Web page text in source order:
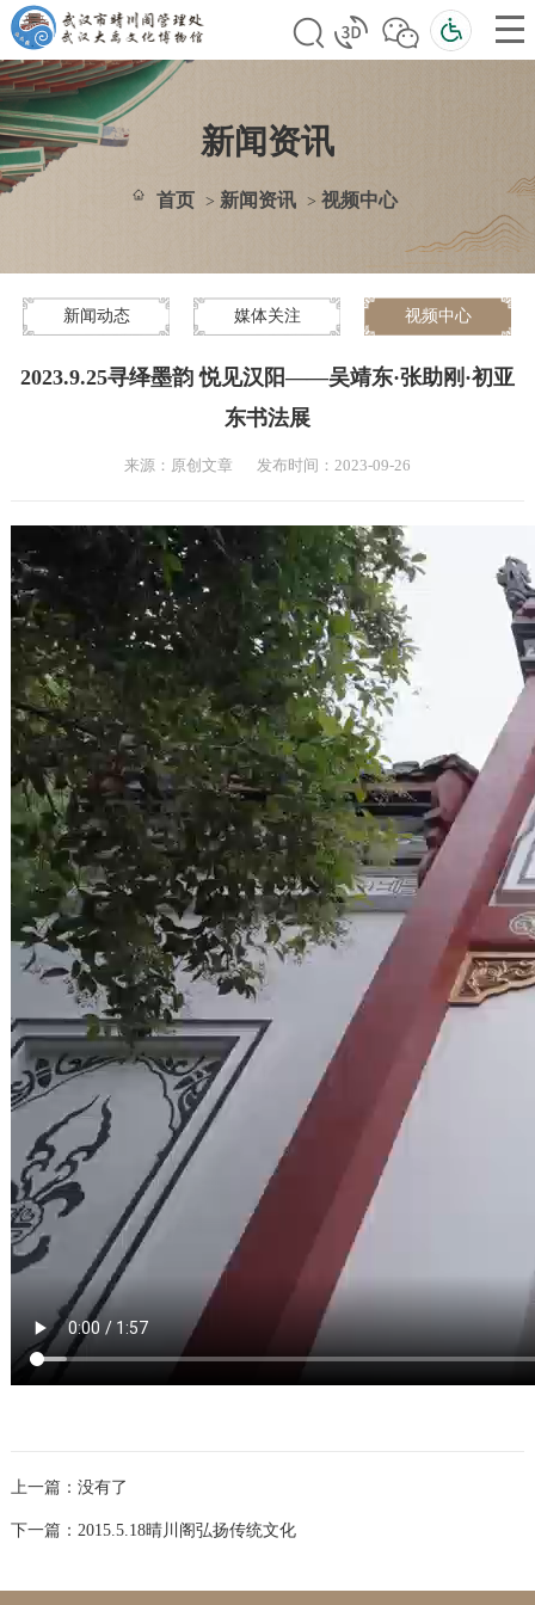
新闻资讯
首页 > 新闻资讯 > 视频中心
新闻动态 媒体关注 视频中心
2023.9.25寻绎墨韵 悦见汉阳——吴靖东·张助刚·初亚
东书法展
来源：原创文章 发布时间：2023-09-26
上一篇： 没有了
下一篇： 2015.5.18晴川阁弘扬传统文化